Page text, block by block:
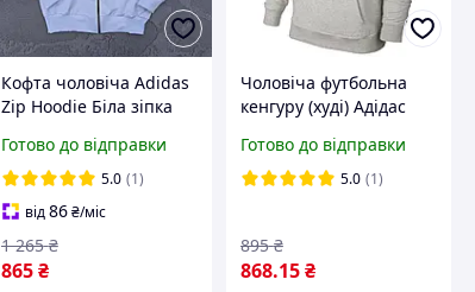
Кофта чоловіча Adidas
Zip Hoodie Біла зіпка
Худі модні без
капюшона на весну та
осінь
Готово до відправки
5.0 (1)
від86 ₴/міс
865 ₴
1 265 ₴
Чоловіча футбольна
кенгуру (худі) Адідас
Real Madrid)
трикотажна сіра XS
Готово до відправки
5.0 (1)
868.15₴
895 ₴